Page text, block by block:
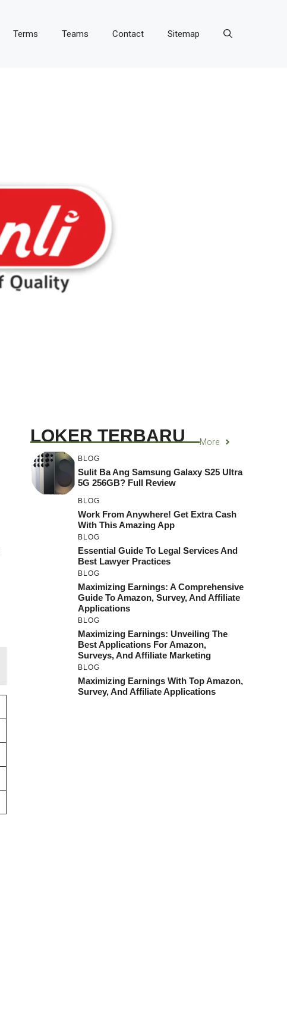
Terms Teams Contact Sitemap
LOKER TERBARU More
BLOG
Sulit Ba Ang Samsung Galaxy S25 Ultra
5G 256GB? Full Review
BLOG
Work From Anywhere! Get Extra Cash
With This Amazing App
BLOG
Essential Guide To Legal Services And
Best Lawyer Practices
BLOG
Maximizing Earnings: A Comprehensive
Guide To Amazon, Survey, And Affiliate
Applications
BLOG
Maximizing Earnings: Unveiling The
Best Applications For Amazon,
Surveys, And Affiliate Marketing
BLOG
Maximizing Earnings With Top Amazon,
Survey, And Affiliate Applications